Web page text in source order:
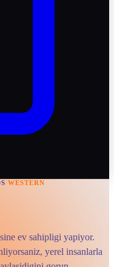
/WESTERN
ev sahipligi yapiyor.
yerel insanlarla